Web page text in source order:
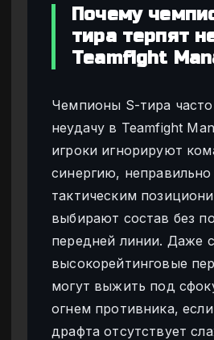
Почему
тира терпят
Teamfight
Чемпионы S-тира часто
неудачу в Teamfight
игроки игнорируют
синергию,
тактическим
выбирают состав без
передней линии. Даже
высокорейтинговые
могут выжить под
огнем противника,
драфта отсутствует